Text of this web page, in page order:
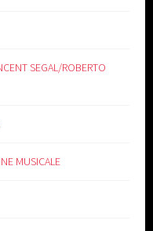
SEGAL/ROBERTO
MUSICALE